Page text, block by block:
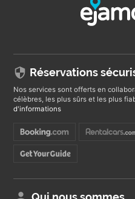
Réservations
Nos services sont offerts en
célèbres, les plus sûrs et les plus
d'informations